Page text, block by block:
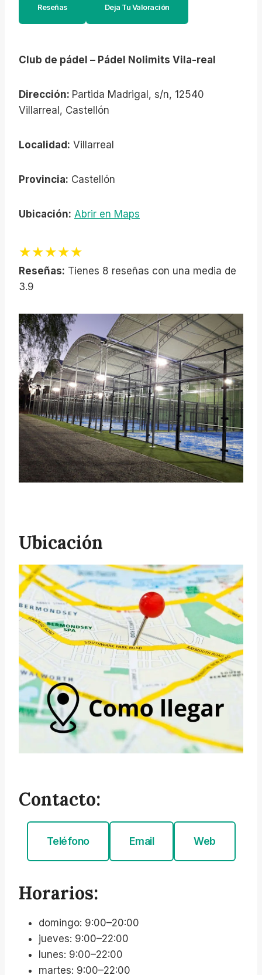
Reseñas Deja Tu Valoración
Club de pádel – Pádel Nolimits Vila-real
Dirección: Partida Madrigal, s/n, 12540
Villarreal, Castellón
Localidad: Villarreal
Provincia: Castellón
Ubicación: Abrir en Maps
★★★★★
Reseñas: Tienes 8 reseñas con una media de
3.9
Ubicación
Contacto:
Teléfono Email Web
Horarios:
domingo: 9:00–20:00
jueves: 9:00–22:00
lunes: 9:00–22:00
martes: 9:00–22:00